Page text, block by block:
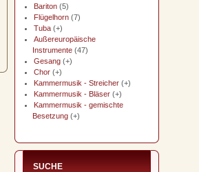
Bariton (5)
Flügelhorn (7)
Tuba (+)
Außereuropäische
Instrumente (47)
Gesang (+)
Chor (+)
Kammermusik - Streicher (+)
Kammermusik - Bläser (+)
Kammermusik - gemischte
Besetzung (+)
SUCHE